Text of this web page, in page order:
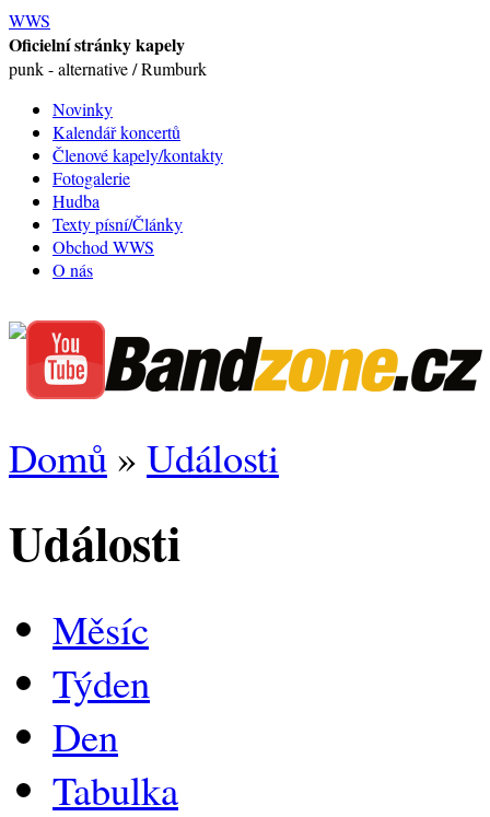
WWS
Oficielní stránky kapely
punk - alternative / Rumburk
Novinky
Kalendář koncertů
Členové kapely/kontakty
Fotogalerie
Hudba
Texty písní/Články
Obchod WWS
O nás
Domů » Události
Události
Měsíc
Týden
Den
Tabulka